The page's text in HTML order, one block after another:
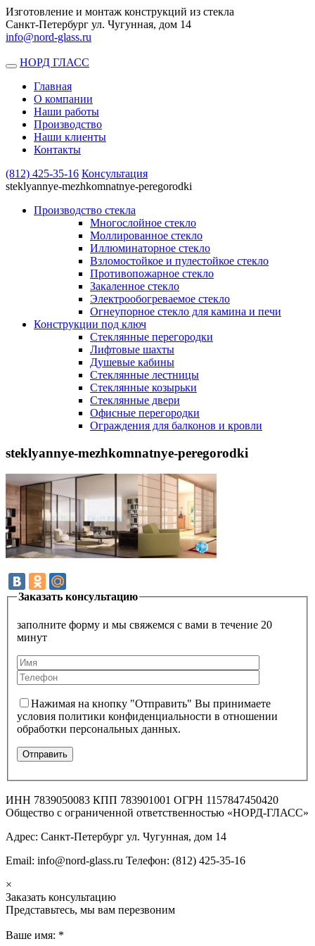
Изготовление и монтаж конструкций из стекла
Санкт-Петербург ул. Чугунная, дом 14
info@nord-glass.ru
Toggle
navigation
НОРД ГЛАСС
Главная
О компании
Наши работы
Производство
Наши клиенты
Контакты
(812) 425-35-16 Консультация
steklyannye-mezhkomnatnye-peregorodki
Производство стекла
Многослойное стекло
Моллированное стекло
Иллюминаторное стекло
Взломостойкое и пулестойкое стекло
Противопожарное стекло
Закаленное стекло
Электрообогреваемое стекло
Огнеупорное стекло для камина и печи
Конструкции под ключ
Стеклянные перегородки
Лифтовые шахты
Душевые кабины
Cтеклянные лестницы
Cтеклянные козырьки
Cтеклянные двери
Офисные перегородки
Ограждения для балконов и кровли
steklyannye-mezhkomnatnye-peregorodki
Заказать консультацию
заполните форму и мы свяжемся с вами в течение 20
минут
Нажимая на кнопку "Отправить" Вы принимаете
условия политики конфиденциальности в отношении
обработки персональных данных.
ИНН 7839050083 КПП 783901001 ОГРН 1157847450420
Общество с ограниченной ответственностью «НОРД-ГЛАСС»
Адрес: Санкт-Петербург ул. Чугунная, дом 14
Email: info@nord-glass.ru Телефон: (812) 425-35-16
×
Заказать консультацию
Представьтесь, мы вам перезвоним
Ваше имя: *